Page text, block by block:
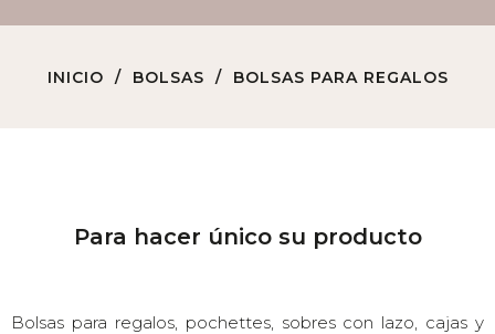
INICIO BOLSAS BOLSAS PARA REGALOS
Para hacer único su producto
Bolsas para regalos, pochettes, sobres con lazo, cajas y